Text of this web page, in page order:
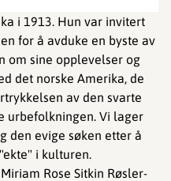
i 1913. Hun var invitert
for å avduke en byste av
om sine opplevelser og
det norske Amerika, de
av den svarte
urbefolkningen. Vi lager
den evige søken etter å
i kulturen.
Rose Sitkin Røsler-